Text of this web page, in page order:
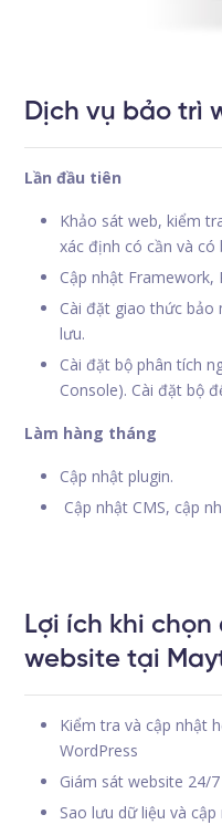
Dịch vụ bảo trì
Lần đầu tiên
Khảo sát web, kiểm
xác định có cần và
Cập nhật Framework,
Cài đặt giao thức
lưu.
Cài đặt bộ phân tích
Console). Cài đặt bộ
Làm hàng tháng
Cập nhật plugin.
Cập nhật CMS, cập
Lợi ích khi
website tại
Kiểm tra và cập nhật
WordPress
Giám sát website 24/
Sao lưu dữ liệu và